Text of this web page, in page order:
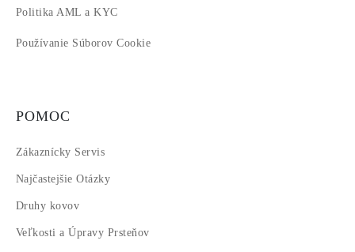
Politika AML a KYC
Používanie Súborov Cookie
POMOC
Zákaznícky Servis
Najčastejšie Otázky
Druhy kovov
Veľkosti a Úpravy Prsteňov